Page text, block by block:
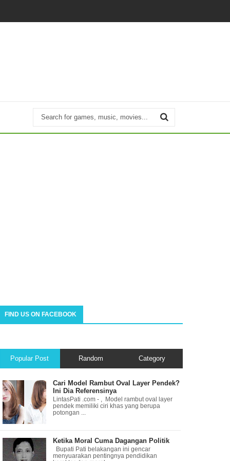
FIND US ON FACEBOOK
Popular Post Random Category
Cari Model Rambut Oval Layer Pendek?
Ini Dia Referensinya
LintasPati .com - , Model rambut oval layer
pendek memiliki ciri khas yang berupa
potongan ...
Ketika Moral Cuma Dagangan Politik
Bupati Pati belakangan ini gencar
menyuarakan pentingnya pendidikan